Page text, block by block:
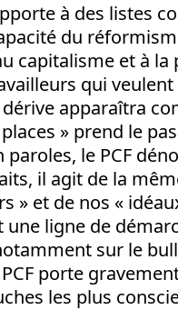
à des listes
du
capitalisme et à
qui
apparaîtra
» prend le
le PCF
il agit de la
» et de nos «
une ligne de
sur le
porte
les plus